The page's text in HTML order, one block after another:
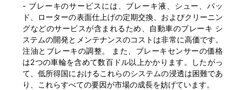
- ブレーキのサービスには、ブレーキ液、シュー、パッ
ド、ローターの表面仕上げの定期交換、およびクリーニン
グなどのサービスが含まれるため、自動車のブレーキ シ
ステムの開発とメンテナンスのコストは非常に高価です。
注油とブレーキの調整。 また、ブレーキセンサーの価格
は2つの車輪を含めて数百ドル以上かかります。したがっ
て、低所得国におけるこれらのシステムの浸透は困難であ
り、これらすべての要因が市場の成長を妨げています。